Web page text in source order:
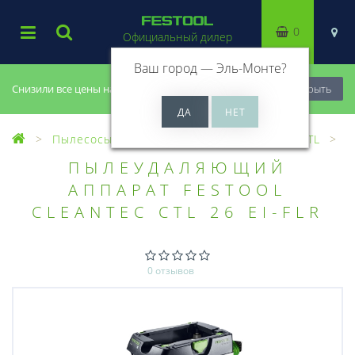
Снизили все цены на 20%, успей купить! Закрыть
Официальный дилер
Ваш город —Эль-Монте?
0
Пылесосы Пылеудаляющие аппараты CTL
ПЫЛЕУДАЛЯЮЩИЙ
АППАРАТ FESTOOL
CLEANTEC CTL 26 EI-FLR
0 отзывов